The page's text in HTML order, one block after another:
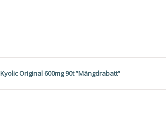
Kyolic Original 600mg 90t ”Mängdrabatt”